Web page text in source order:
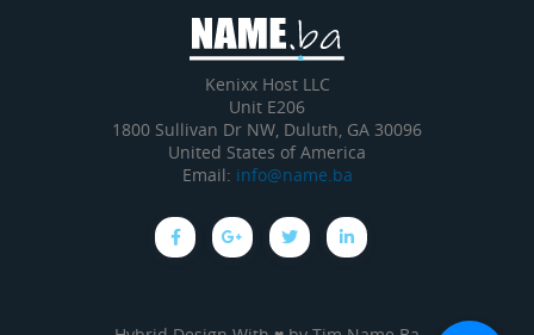
Kenixx Host LLC
Unit E206
1800 Sullivan Dr NW, Duluth, GA 30096
United States of America
Email: info@name.ba